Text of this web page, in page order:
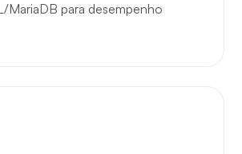
MariaDB para desempenho